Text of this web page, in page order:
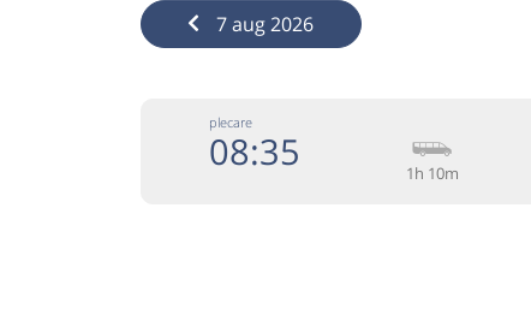
7 aug 2026
plecare
08:35 1h 10m